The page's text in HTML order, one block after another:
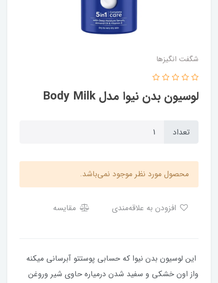
شگفت انگيزها
لوسیون بدن نیوا مدل Body Milk
تعداد
محصول مورد نظر موجود نمی‌باشد.
مقایسه
این لوسیون بدن نیوا که حسابی پوستتو آبرسانی میکنه
واز اون خشکی و سفید شدن درمیاره حاوی شیر وروغن